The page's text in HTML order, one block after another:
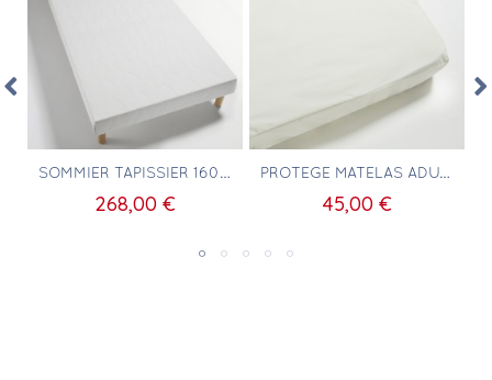
Aperçu rapide SOMMIER TAPISSIER 160X200 LATTES BOIS MASSIF
268,00 €
Aperçu rapide PROTÈGE MATELAS ADULTE 160X200
45,00 €